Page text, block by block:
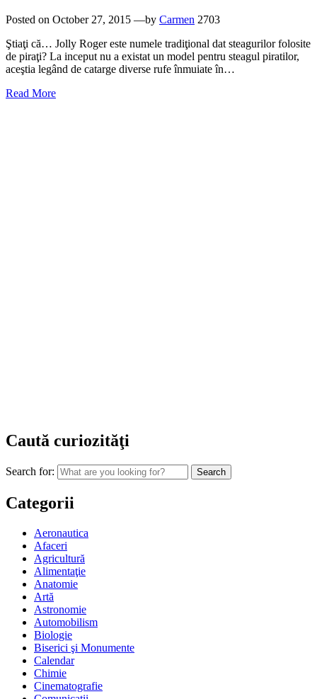
Posted on October 27, 2015 —by Carmen 2703
Ştiaţi că… Jolly Roger este numele tradiţional dat steagurilor folosite
de piraţi? La inceput nu a existat un model pentru steagul piratilor,
aceştia legând de catarge diverse rufe înmuiate în…
Read More
Caută curiozităţi
Search for:
Categorii
Aeronautica
Afaceri
Agricultură
Alimentaţie
Anatomie
Artă
Astronomie
Automobilism
Biologie
Biserici şi Monumente
Calendar
Chimie
Cinematografie